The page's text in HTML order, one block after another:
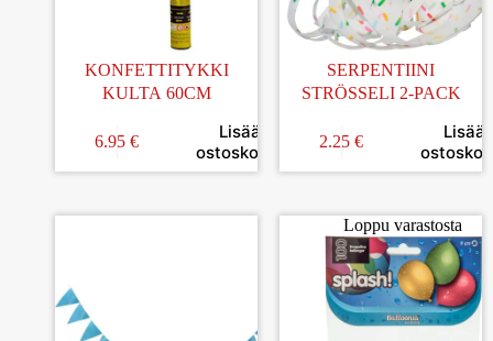
KONFETTITYKKI
KULTA 60CM
6.95 €
Lisää
ostoskoriin
SERPENTIINI
STRÖSSELI 2-PACK
2.25 €
Lisää
Loppu varastosta